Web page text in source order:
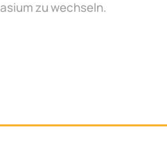
zu wechseln.